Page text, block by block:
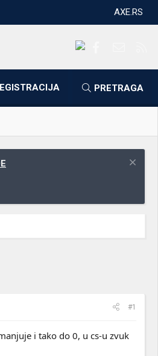
AXE.RS
PRETRAGA
#1
i tako do 0, u cs-u zvuk